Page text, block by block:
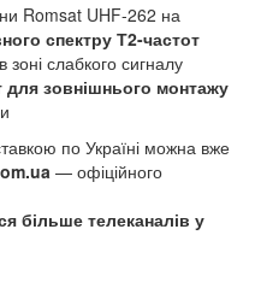
Romsat UHF-262 на
спектру Т2-частот
слабкого сигналу
для зовнішнього монтажу
по Україні можна вже
— офіційного
більше телеканалів у